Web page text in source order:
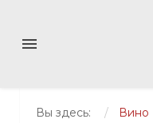
menu
Вы здесь:
Вино